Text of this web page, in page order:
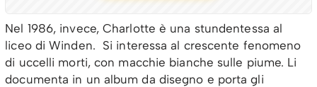
Nel 1986, invece, Charlotte è una stundentessa al
liceo di Winden. Si interessa al crescente fenomeno
di uccelli morti, con macchie bianche sulle piume. Li
documenta in un album da disegno e porta gli